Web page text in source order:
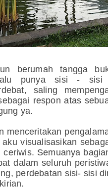
berumah tangga
punya sisi - sisi
saling
respon atas
ya.
menceritakan
visualisasikan
ceriwis. Semuanya
dalam seluruh
perdebatan sisi- sisi